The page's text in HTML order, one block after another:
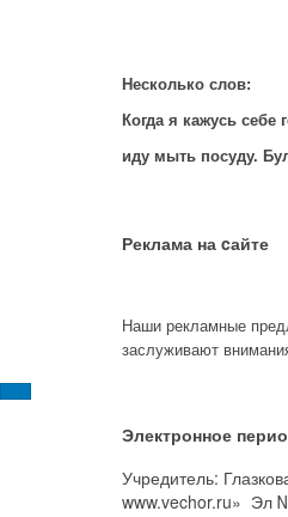
Несколько слов:
Когда я кажусь себе
иду мыть посуду.
Реклама на cайте
Наши рекламные
заслуживают
Электронное
Учредитель:
www.vechor.ru» Эл